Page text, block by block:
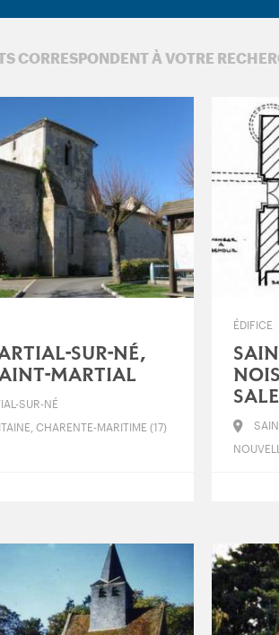
CORRESPONDENT À VOTRE
SUR-NÉ,
MARTIAL
SUR-NÉ
CHARENTE-MARITIME (17)
ÉDIFICE